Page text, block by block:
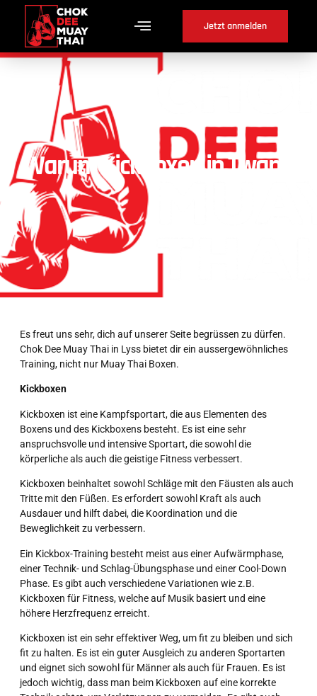
Jetzt anmelden
Warum Kickboxen in Twann
Es freut uns sehr, dich auf unserer Seite begrüssen zu dürfen.
Chok Dee Muay Thai in Lyss bietet dir ein aussergewöhnliches
Training, nicht nur Muay Thai Boxen.
Kickboxen
Kickboxen ist eine Kampfsportart, die aus Elementen des
Boxens und des Kickboxens besteht. Es ist eine sehr
anspruchsvolle und intensive Sportart, die sowohl die
körperliche als auch die geistige Fitness verbessert.
Kickboxen beinhaltet sowohl Schläge mit den Fäusten als auch
Tritte mit den Füßen. Es erfordert sowohl Kraft als auch
Ausdauer und hilft dabei, die Koordination und die
Beweglichkeit zu verbessern.
Ein Kickbox-Training besteht meist aus einer Aufwärmphase,
einer Technik- und Schlag-Übungsphase und einer Cool-Down
Phase. Es gibt auch verschiedene Variationen wie z.B.
Kickboxen für Fitness, welche auf Musik basiert und eine
höhere Herzfrequenz erreicht.
Kickboxen ist ein sehr effektiver Weg, um fit zu bleiben und sich
fit zu halten. Es ist ein guter Ausgleich zu anderen Sportarten
und eignet sich sowohl für Männer als auch für Frauen. Es ist
jedoch wichtig, dass man beim Kickboxen auf eine korrekte